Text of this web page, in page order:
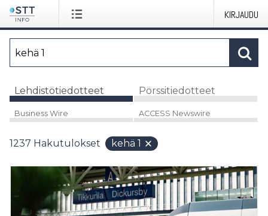
KIRJAUDU
Lehdistötiedotteet Pörssitiedotteet
Business Wire ACCESS Newswire
1237 Hakutulokset kehä 1